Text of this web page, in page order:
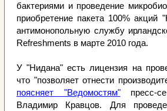
бактериями и проведение
приобретение пакета 100%
антимонопольную службу
Refreshments в марте 2010 года.
У "Нидана" есть лицензия на
что "позволяет отнести
поясняет "Ведомостям"пресс-
Владимир Кравцов. Для